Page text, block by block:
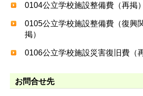
0104公立学校施設整備費（再掲）
0105公立学校施設整備費（復興
掲）
0106公立学校施設災害復旧費（
お問合せ先